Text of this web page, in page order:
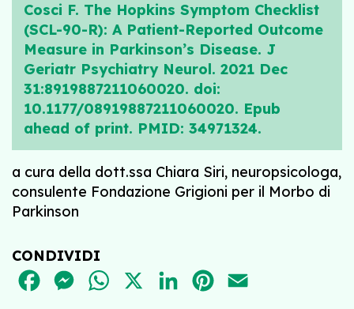
Cosci F. The Hopkins Symptom Checklist
(SCL-90-R): A Patient-Reported Outcome
Measure in Parkinson’s Disease. J
Geriatr Psychiatry Neurol. 2021 Dec
31:8919887211060020. doi:
10.1177/08919887211060020. Epub
ahead of print. PMID: 34971324.
a cura della dott.ssa Chiara Siri, neuropsicologa,
consulente Fondazione Grigioni per il Morbo di
Parkinson
CONDIVIDI
FACEBOOKMESSENGER
WHATSAPPLINKEDINPINTEREST